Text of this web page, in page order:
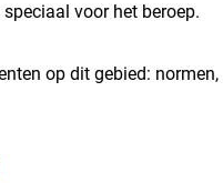
voor het beroep.
op dit gebied: